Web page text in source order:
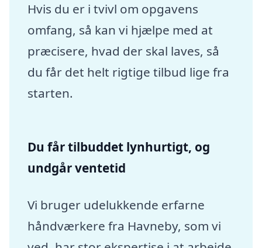
Hvis du er i tvivl om opgavens
omfang, så kan vi hjælpe med at
præcisere, hvad der skal laves, så
du får det helt rigtige tilbud lige fra
starten.
Du får tilbuddet lynhurtigt, og
undgår ventetid
Vi bruger udelukkende erfarne
håndværkere fra Havneby, som vi